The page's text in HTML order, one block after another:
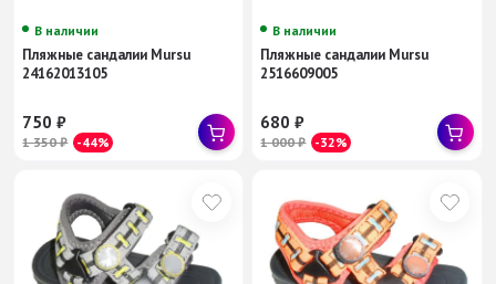
В наличии
Пляжные сандалии Mursu
24162013105
750₽
1 350₽ -44%
В наличии
Пляжные сандалии Mursu
2516609005
680₽
1 000₽ -32%